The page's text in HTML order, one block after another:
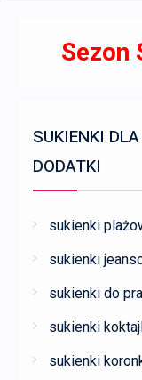
Sezon
SUKIENKI
DODATKI
sukienki
sukienki
sukienki do
sukienki
sukienki